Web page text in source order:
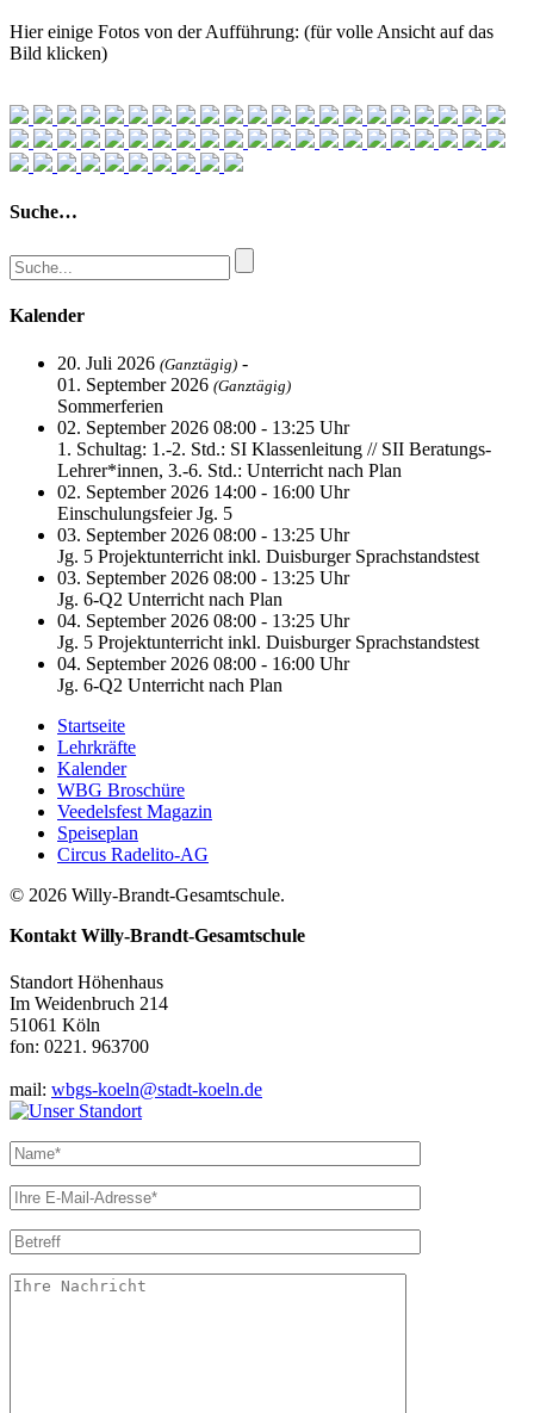
Hier einige Fotos von der Aufführung: (für volle Ansicht auf das
Bild klicken)
Suche…
Kalender
20. Juli 2026 (Ganztägig) -
01. September 2026 (Ganztägig)
Sommerferien
02. September 2026 08:00 - 13:25 Uhr
1. Schultag: 1.-2. Std.: SI Klassenleitung // SII Beratungs-
Lehrer*innen, 3.-6. Std.: Unterricht nach Plan
02. September 2026 14:00 - 16:00 Uhr
Einschulungsfeier Jg. 5
03. September 2026 08:00 - 13:25 Uhr
Jg. 5 Projektunterricht inkl. Duisburger Sprachstandstest
03. September 2026 08:00 - 13:25 Uhr
Jg. 6-Q2 Unterricht nach Plan
04. September 2026 08:00 - 13:25 Uhr
Jg. 5 Projektunterricht inkl. Duisburger Sprachstandstest
04. September 2026 08:00 - 16:00 Uhr
Jg. 6-Q2 Unterricht nach Plan
Startseite
Lehrkräfte
Kalender
WBG Broschüre
Veedelsfest Magazin
Speiseplan
Circus Radelito-AG
© 2026 Willy-Brandt-Gesamtschule.
Kontakt Willy-Brandt-Gesamtschule
Standort Höhenhaus
Im Weidenbruch 214
51061 Köln
fon: 0221. 963700
mail: wbgs-koeln@stadt-koeln.de